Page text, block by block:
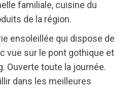
familiale, cuisine du
de la région.
ensoleillée qui dispose de
vue sur le pont gothique et
Ouverte toute la journée.
dans les meilleures